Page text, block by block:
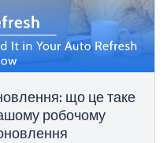
що це таке
робочому